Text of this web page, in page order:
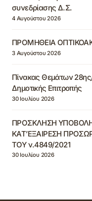
συνεδρίασης Δ.Σ.
4 Αυγούστου 2026
ΠΡΟΜΗΘΕΙΑ
3 Αυγούστου 2026
Πίνακας Θεμάτων
Δημοτικής Επιτροπής
30 Ιουλίου 2026
ΠΡΟΣΚΛΗΣΗ
ΚΑΤ’ΕΞΑΙΡΕΣΗ
ΤΟΥ ν.4849/2021
30 Ιουλίου 2026